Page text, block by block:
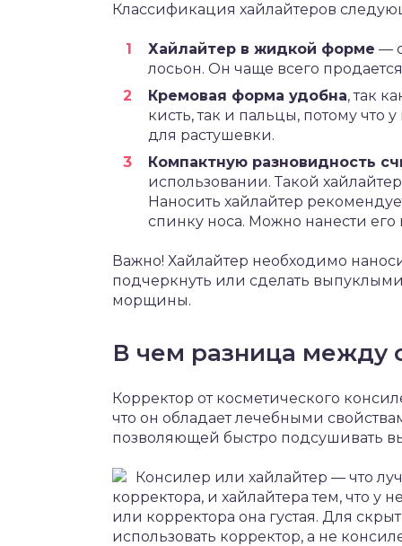
Классификация хайлайтеров
Хайлайтер в жидкой форме —
лосьон. Он чаще всего
Кремовая форма удобна, так
кисть, так и пальцы, потому что
для растушевки.
Компактную разновидность
использовании. Такой
Наносить хайлайтер
спинку носа. Можно нанести его
Важно! Хайлайтер необходимо
подчеркнуть или сделать
морщины.
В чем разница между
Корректор от косметического
что он обладает лечебными
позволяющей быстро подсушивать
Консилер или хайлайтер — что
корректора, и хайлайтера тем, что у
или корректора она густая. Для
использовать корректор, а не